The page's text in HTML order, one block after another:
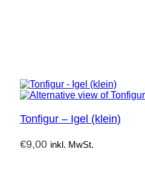
Tonfigur – Igel (klein)
€9,00 inkl. MwSt.